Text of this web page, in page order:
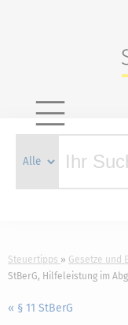
Steuertipps Gesetze und
StBerG, Hilfeleistung im
« § 11 StBerG